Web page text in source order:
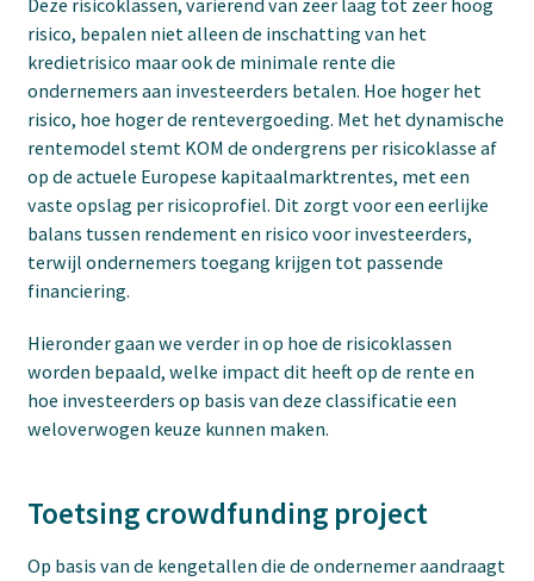
Deze risicoklassen, variërend van zeer laag tot zeer hoog
risico, bepalen niet alleen de inschatting van het
kredietrisico maar ook de minimale rente die
ondernemers aan investeerders betalen. Hoe hoger het
risico, hoe hoger de rentevergoeding. Met het dynamische
rentemodel stemt KOM de ondergrens per risicoklasse af
op de actuele Europese kapitaalmarktrentes, met een
vaste opslag per risicoprofiel. Dit zorgt voor een eerlijke
balans tussen rendement en risico voor investeerders,
terwijl ondernemers toegang krijgen tot passende
financiering.
Hieronder gaan we verder in op hoe de risicoklassen
worden bepaald, welke impact dit heeft op de rente en
hoe investeerders op basis van deze classificatie een
weloverwogen keuze kunnen maken.
Toetsing crowdfunding project
Op basis van de kengetallen die de ondernemer aandraagt